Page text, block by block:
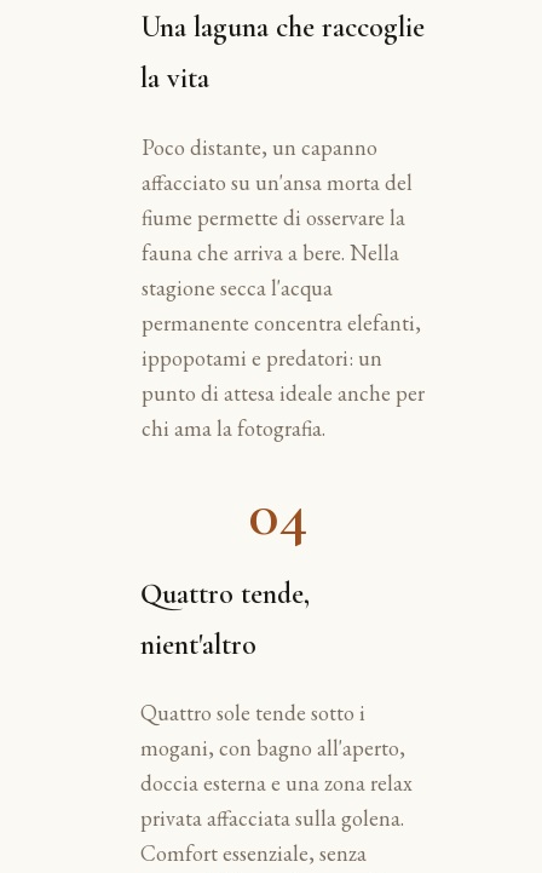
Una laguna che raccoglie
la vita
Poco distante, un capanno
affacciato su un'ansa morta del
fiume permette di osservare la
fauna che arriva a bere. Nella
stagione secca l'acqua
permanente concentra elefanti,
ippopotami e predatori: un
punto di attesa ideale anche per
chi ama la fotografia.
04
Quattro tende,
nient'altro
Quattro sole tende sotto i
mogani, con bagno all'aperto,
doccia esterna e una zona relax
privata affacciata sulla golena.
Comfort essenziale, senza